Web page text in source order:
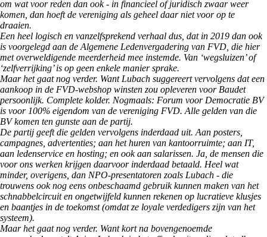
om wat voor reden dan ook - in financieel of juridisch zwaar weer
komen, dan hoeft de vereniging als geheel daar niet voor op te
draaien.
Een heel logisch en vanzelfsprekend verhaal dus, dat in 2019 dan ook
is voorgelegd aan de Algemene Ledenvergadering van FVD, die hier
met overweldigende meerderheid mee instemde. Van ‘wegsluizen’ of
‘zelfverrijking’ is op geen enkele manier sprake.
Maar het gaat nog verder. Want Lubach suggereert vervolgens dat een
aankoop in de FVD-webshop winsten zou opleveren voor Baudet
persoonlijk. Complete kolder. Nogmaals: Forum voor Democratie BV
is voor 100% eigendom van de vereniging FVD. Alle gelden van die
BV komen ten gunste aan de partij.
De partij geeft die gelden vervolgens inderdaad uit. Aan posters,
campagnes, advertenties; aan het huren van kantoorruimte; aan IT,
aan ledenservice en hosting; en ook aan salarissen. Ja, de mensen die
voor ons werken krijgen daarvoor inderdaad betaald. Heel wat
minder, overigens, dan NPO-presentatoren zoals Lubach - die
trouwens ook nog eens onbeschaamd gebruik kunnen maken van het
schnabbelcircuit en ongetwijfeld kunnen rekenen op lucratieve klusjes
en baantjes in de toekomst (omdat ze loyale verdedigers zijn van het
systeem).
Maar het gaat nog verder. Want kort na bovengenoemde